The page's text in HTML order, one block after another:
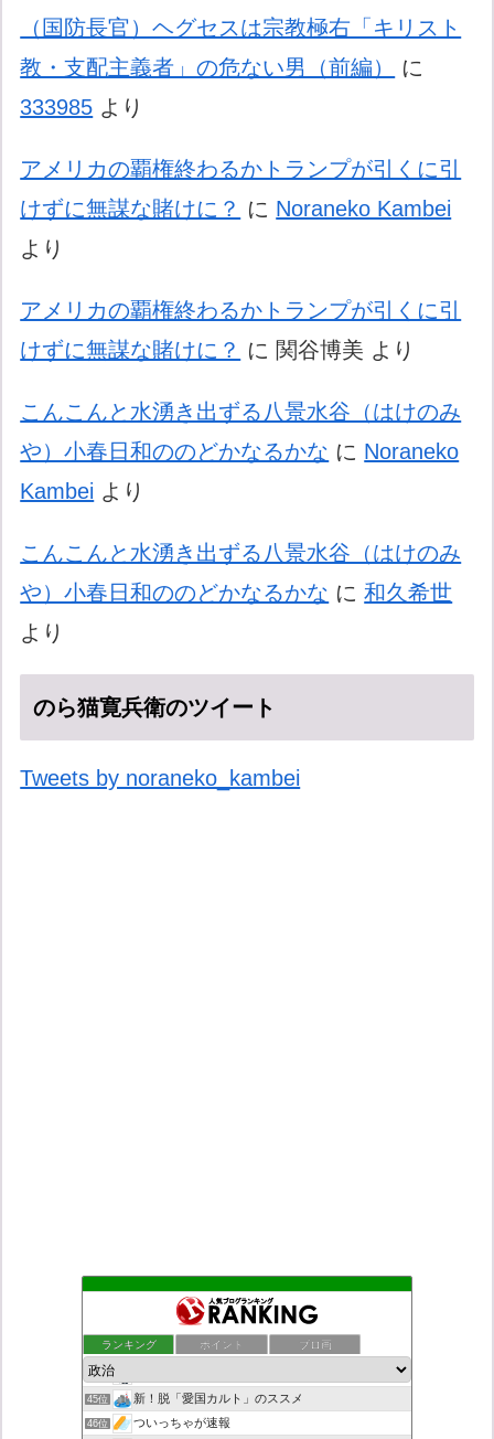
（国防長官）ヘグセスは宗教極右「キリスト
教・支配主義者」の危ない男（前編）
に
333985 より
アメリカの覇権終わるかトランプが引くに引
けずに無謀な賭けに？ に Noraneko Kambei
より
アメリカの覇権終わるかトランプが引くに引
けずに無謀な賭けに？ に 関谷博美 より
こんこんと水湧き出ずる八景水谷（はけのみ
や）小春日和ののどかなるかな に Noraneko
Kambei より
こんこんと水湧き出ずる八景水谷（はけのみ
や）小春日和ののどかなるかな に和久希世
より
のら猫寛兵衛のツイート
Tweets by noraneko_kambei
ランキング ポイント ブロ画
こんなニュースにでくわした
老子の道（万物の源）と徳 ＝大本神諭の一輪＋日月神示の神一厘
43位 日本第一！ニュース録
44位
45位 新！脱「愛国カルト」のススメ
46位 ついっちゃが速報